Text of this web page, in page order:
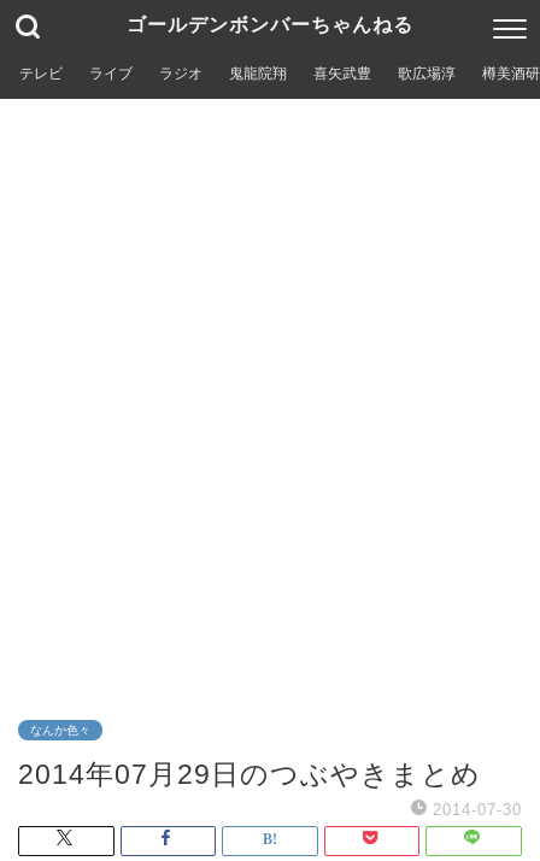
ゴールデンボンバーちゃんねる
テレビ ライブ ラジオ 鬼龍院翔 喜矢武豊 歌広場淳 樽美酒
なんか色々
2014年07月29日のつぶやきまとめ
2014-07-30